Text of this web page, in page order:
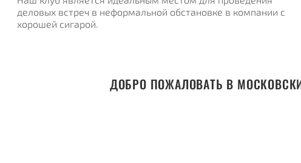
деловых встреч в неформальной обстановке в компании с
хорошей сигарой.
ДОБРО ПОЖАЛОВАТЬ В